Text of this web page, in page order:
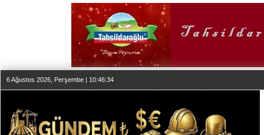
6 Ağustos 2026, Perşembe | 10:46:34